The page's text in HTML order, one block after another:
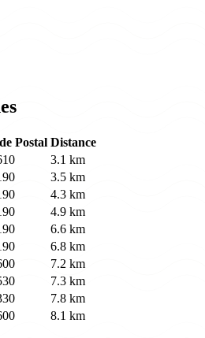
Postal Distance
3.1 km
3.5 km
4.3 km
4.9 km
6.6 km
6.8 km
7.2 km
7.3 km
7.8 km
8.1 km